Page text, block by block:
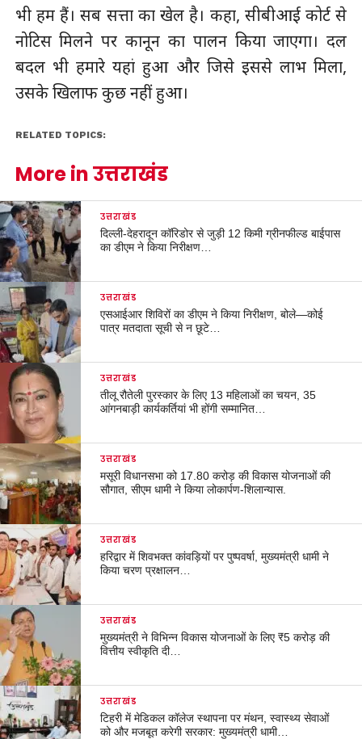
भी हम हैं। सब सत्ता का खेल है। कहा, सीबीआई कोर्ट से
नोटिस मिलने पर कानून का पालन किया जाएगा। दल
बदल भी हमारे यहां हुआ और जिसे इससे लाभ मिला,
उसके खिलाफ कुछ नहीं हुआ।
RELATED TOPICS:
More in उत्तराखंड
उत्तराखंड
दिल्ली-देहरादून कॉरिडोर से जुड़ी 12 किमी ग्रीनफील्ड बाईपास
का डीएम ने किया निरीक्षण…
उत्तराखंड
एसआईआर शिविरों का डीएम ने किया निरीक्षण, बोले—कोई
पात्र मतदाता सूची से न छूटे…
उत्तराखंड
तीलू रौतेली पुरस्कार के लिए 13 महिलाओं का चयन, 35
आंगनबाड़ी कार्यकर्तियां भी होंगी सम्मानित…
उत्तराखंड
मसूरी विधानसभा को 17.80 करोड़ की विकास योजनाओं की
सौगात, सीएम धामी ने किया लोकार्पण-शिलान्यास.
उत्तराखंड
हरिद्वार में शिवभक्त कांवड़ियों पर पुष्पवर्षा, मुख्यमंत्री धामी ने
किया चरण प्रक्षालन…
उत्तराखंड
मुख्यमंत्री ने विभिन्न विकास योजनाओं के लिए ₹5 करोड़ की
वित्तीय स्वीकृति दी…
उत्तराखंड
टिहरी में मेडिकल कॉलेज स्थापना पर मंथन, स्वास्थ्य सेवाओं
को और मजबूत करेगी सरकार: मुख्यमंत्री धामी…